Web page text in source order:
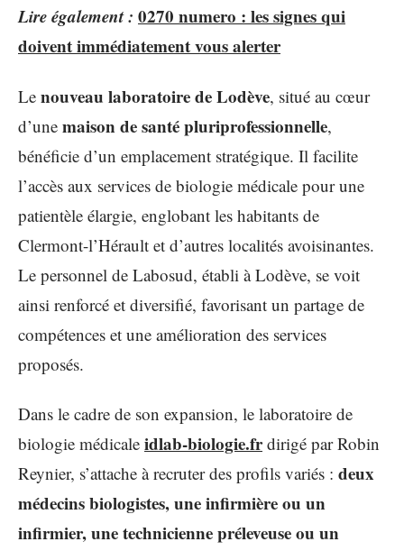
Lire également : 0270 numero : les signes qui
doivent immédiatement vous alerter
Le nouveau laboratoire de Lodève, situé au cœur
d’une maison de santé pluriprofessionnelle,
bénéficie d’un emplacement stratégique. Il facilite
l’accès aux services de biologie médicale pour une
patientèle élargie, englobant les habitants de
Clermont-l’Hérault et d’autres localités avoisinantes.
Le personnel de Labosud, établi à Lodève, se voit
ainsi renforcé et diversifié, favorisant un partage de
compétences et une amélioration des services
proposés.
Dans le cadre de son expansion, le laboratoire de
biologie médicale idlab-biologie.frdirigé par Robin
Reynier, s’attache à recruter des profils variés : deux
médecins biologistes, une infirmière ou un
infirmier, une technicienne préleveuse ou un